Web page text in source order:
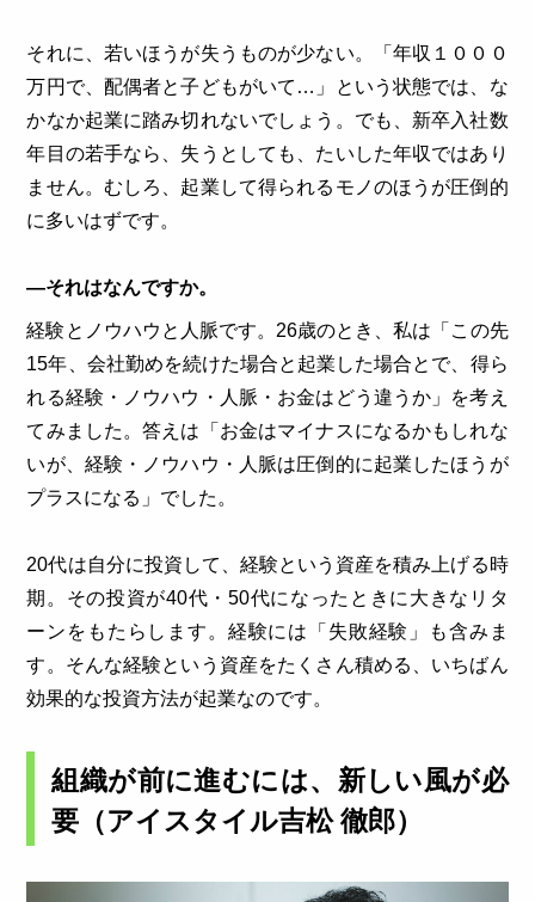
それに、若いほうが失うものが少ない。「年収１０００
万円で、配偶者と子どもがいて…」という状態では、な
かなか起業に踏み切れないでしょう。でも、新卒入社数
年目の若手なら、失うとしても、たいした年収ではあり
ません。むしろ、起業して得られるモノのほうが圧倒的
に多いはずです。
―それはなんですか。
経験とノウハウと人脈です。26歳のとき、私は「この先
15年、会社勤めを続けた場合と起業した場合とで、得ら
れる経験・ノウハウ・人脈・お金はどう違うか」を考え
てみました。答えは「お金はマイナスになるかもしれな
いが、経験・ノウハウ・人脈は圧倒的に起業したほうが
プラスになる」でした。
20代は自分に投資して、経験という資産を積み上げる時
期。その投資が40代・50代になったときに大きなリタ
ーンをもたらします。経験には「失敗経験」も含みま
す。そんな経験という資産をたくさん積める、いちばん
効果的な投資方法が起業なのです。
組織が前に進むには、新しい風が必
要（アイスタイル吉松 徹郎）